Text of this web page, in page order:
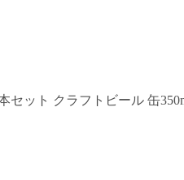
ット クラフトビール 缶